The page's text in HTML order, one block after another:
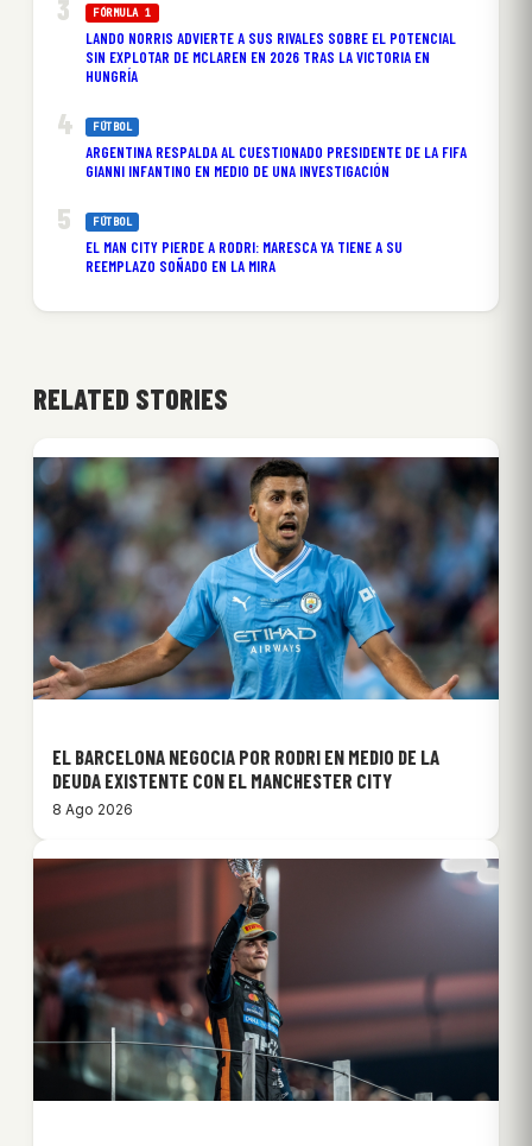
FÓRMULA 1
LANDO NORRIS ADVIERTE A SUS RIVALES SOBRE EL POTENCIAL
SIN EXPLOTAR DE MCLAREN EN 2026 TRAS LA VICTORIA EN
HUNGRÍA
FÚTBOL
ARGENTINA RESPALDA AL CUESTIONADO PRESIDENTE DE LA FIFA
GIANNI INFANTINO EN MEDIO DE UNA INVESTIGACIÓN
FÚTBOL
EL MAN CITY PIERDE A RODRI: MARESCA YA TIENE A SU
REEMPLAZO SOÑADO EN LA MIRA
RELATED STORIES
EL BARCELONA NEGOCIA POR RODRI EN MEDIO DE LA
DEUDA EXISTENTE CON EL MANCHESTER CITY
8 Ago 2026